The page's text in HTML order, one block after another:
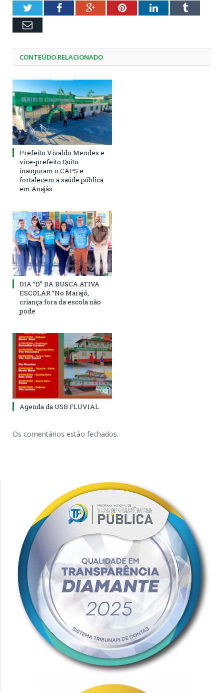
TwitterFacebookGoogle+PinterestLinkedInTumblr
Email
CONTEÚDO RELACIONADO
Prefeito Vivaldo Mendes e
vice-prefeito Quito
inauguram o CAPS e
fortalecem a saúde pública
em Anajás.
DIA “D” DA BUSCA ATIVA
ESCOLAR “No Marajó,
criança fora da escola não
pode
Agenda da USB FLUVIAL
Os comentários estão fechados.